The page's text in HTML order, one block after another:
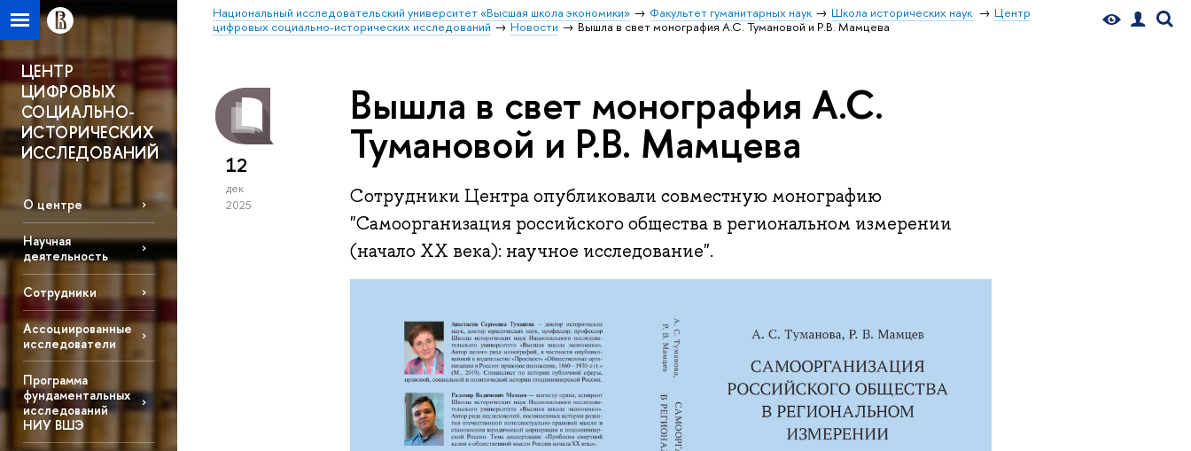
Национальный исследовательский университет «Высшая школа экономики» Факультет гуманитарных наук Школа исторических наук
Центр
цифровых социально-исторических исследований
Новости Вышла в свет монография А.С. Тумановой и Р.В. Мамцева
ЦЕНТР
ЦИФРОВЫХ
СОЦИАЛЬНО-
ИСТОРИЧЕСКИХ
ИССЛЕДОВАНИЙ
О центре
Научная
деятельность
Сотрудники
Ассоциированные
исследователи
Программа
фундаментальных
исследований
НИУ ВШЭ
12
дек
2025
Вышла в свет монография А.С.
Тумановой и Р.В. Мамцева
Сотрудники Центра опубликовали совместную монографию
"Самоорганизация российского общества в региональном измерении
(начало XX века): научное исследование".